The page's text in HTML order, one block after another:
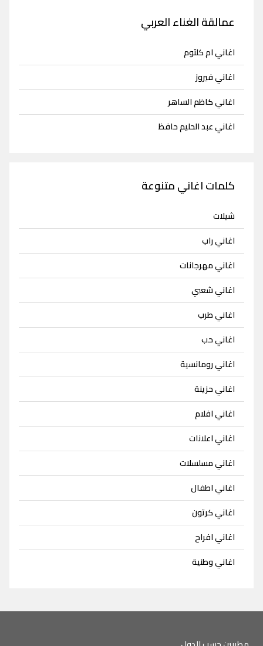
عمالقة الغناء العربي
اغاني ام كلثوم
اغاني فيروز
اغاني كاظم الساهر
اغاني عبد الحليم حافظ
كلمات اغاني متنوعة
شيلات
اغاني راب
اغاني مهرجانات
اغاني شعبي
اغاني طرب
اغاني حب
اغاني رومانسية
اغاني حزينة
اغاني افلام
اغاني اعلانات
اغاني مسلسلات
اغاني اطفال
اغاني كرتون
اغاني افراح
اغاني وطنية